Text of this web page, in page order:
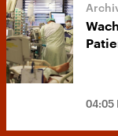
04:05